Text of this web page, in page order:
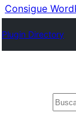
Consigue
Plugin Directory